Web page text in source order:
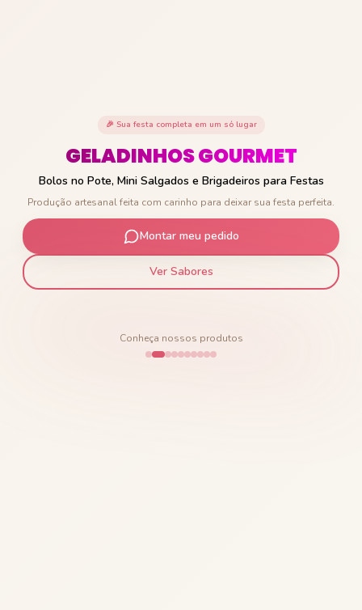
🎉 Sua festa completa em um só lugar
GELADINHOS GOURMET
Bolos no Pote, Mini Salgados e Brigadeiros para Festas
Produção artesanal feita com carinho para deixar sua festa perfeita.
Montar meu pedido
Ver Sabores
Conheça nossos produtos